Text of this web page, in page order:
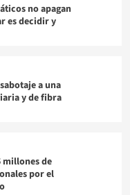
no apagan
es decidir y
a una
y de fibra
millones de
por el